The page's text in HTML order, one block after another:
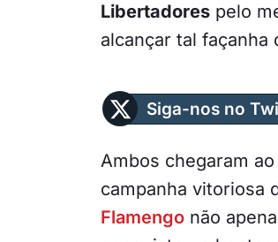
Libertadores pelo
alcançar tal
Siga-nos no
Ambos chegaram ao
campanha vitoriosa
Flamengo não